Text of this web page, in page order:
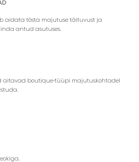
aidata tõsta majutuse täituvust ja
antud asutuses.
aitavad boutique-tüüpi majutuskohtadel